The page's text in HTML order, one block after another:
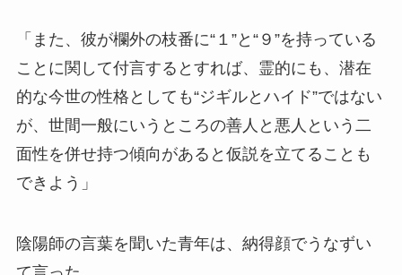
「また、彼が欄外の枝番に“１”と“９”を持っている
ことに関して付言するとすれば、霊的にも、潜在
的な今世の性格としても“ジギルとハイド”ではない
が、世間一般にいうところの善人と悪人という二
面性を併せ持つ傾向があると仮説を立てることも
できよう」
陰陽師の言葉を聞いた青年は、納得顔でうなずい